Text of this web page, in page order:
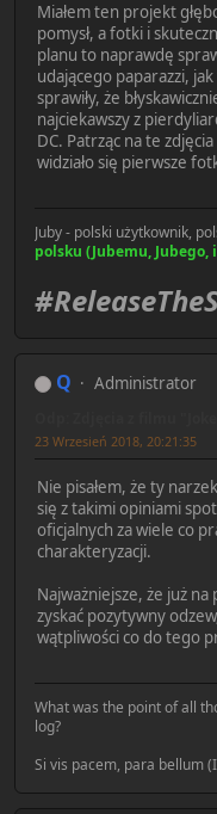
Miałem ten projekt
pomysł, a fotki i
planu to naprawdę
udającego paparazzi,
sprawiły, że
najciekawszy z
DC. Patrząc na te
widziało się pierwsze
Juby - polski użytkownik,
polsku (Jubemu, Jubego,
Q Administrator
23 Wrzesień 2018, 20:21:35
Nie pisałem, że ty
się z takimi opiniami
oficjalnych za wiele co
charakteryzacji.
Najważniejsze, że już
zyskać pozytywny
wątpliwości co do tego
What was the point of all
log?
Si vis pacem, para bellum